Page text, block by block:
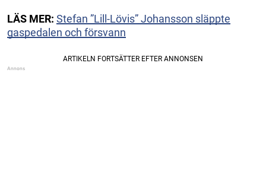
LÄS MER: Stefan ”Lill-Lövis” Johansson släppte
gaspedalen och försvann